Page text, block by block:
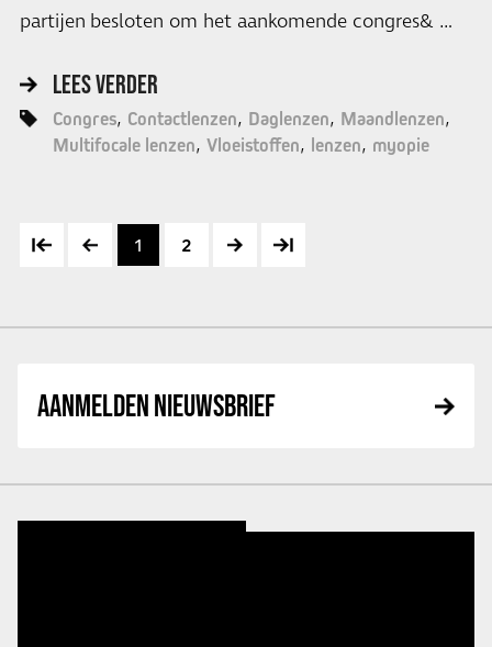
partijen besloten om het aankomende congres& …
LEES VERDER
Congres Contactlenzen Daglenzen Maandlenzen
Multifocale lenzen Vloeistoffen lenzen myopie
1 2
AANMELDEN NIEUWSBRIEF